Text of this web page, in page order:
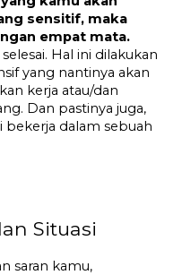
sensitif, maka
empat mata.
Hal ini dilakukan
yang nantinya akan
kerja atau/dan
Dan pastinya juga,
Situasi